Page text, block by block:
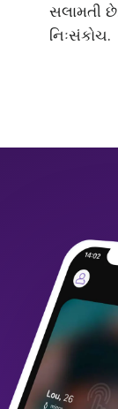
સલામતી
નિઃસંકોચ.